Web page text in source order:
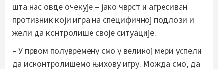
шта нас овде очекује – јако чврст и агресиван
противник који игра на специфичној подлози и
жели да контролише своје ситуације.
– У првом полувремену смо у великој мери успели
да исконтролишемо њихову игру. Можда смо, да